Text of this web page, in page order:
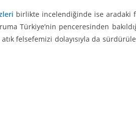
birlikte incelendiğinde ise aradaki
Türkiye’nin penceresinden
felsefemizi dolayısıyla da